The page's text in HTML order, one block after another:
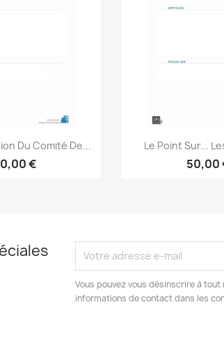
rapide
Du Comité De...
€
Aperçu
Le Point Sur...
50,00
Vous pouvez vous désinscrire à
informations de contact dans les